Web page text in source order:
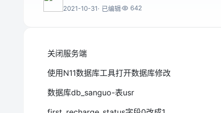
2021-10-31· 已编辑 642
关闭服务端
使用N11数据库工具打开数据库修改
数据库db_sanguo-表usr